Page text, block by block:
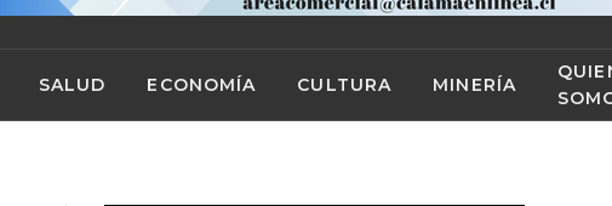
SALUD ECONOMÍA CULTURA MINERÍA